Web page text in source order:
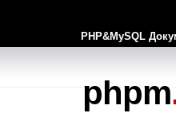
PHP&MySQL
phpm